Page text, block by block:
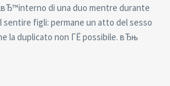
di una duo mentre durante
sentire figli: permane un atto del sesso
la duplicato non ГЁ possibile. вЂњ